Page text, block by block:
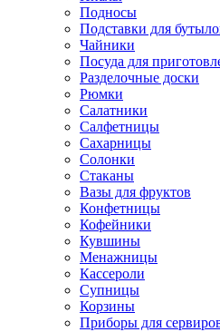
Подносы
Подставки для
Чайники
Посуда для
Разделочные доски
Рюмки
Салатники
Салфетницы
Сахарницы
Солонки
Стаканы
Вазы для фруктов
Конфетницы
Кофейники
Кувшины
Менажницы
Кассероли
Супницы
Корзины
Приборы для